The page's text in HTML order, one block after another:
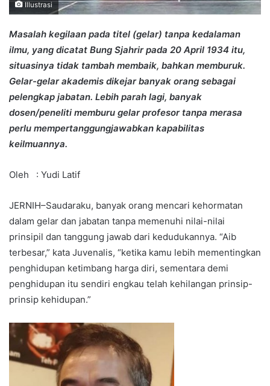
Illustrasi
Masalah kegilaan pada titel (gelar) tanpa kedalaman
ilmu, yang dicatat Bung Sjahrir pada 20 April 1934 itu,
situasinya tidak tambah membaik, bahkan memburuk.
Gelar-gelar akademis dikejar banyak orang sebagai
pelengkap jabatan. Lebih parah lagi, banyak
dosen/peneliti memburu gelar profesor tanpa merasa
perlu mempertanggungjawabkan kapabilitas
keilmuannya.
Oleh : Yudi Latif
JERNIH–Saudaraku, banyak orang mencari kehormatan
dalam gelar dan jabatan tanpa memenuhi nilai-nilai
prinsipil dan tanggung jawab dari kedudukannya. “Aib
terbesar,” kata Juvenalis, “ketika kamu lebih mementingkan
penghidupan ketimbang harga diri, sementara demi
penghidupan itu sendiri engkau telah kehilangan prinsip-
prinsip kehidupan.”